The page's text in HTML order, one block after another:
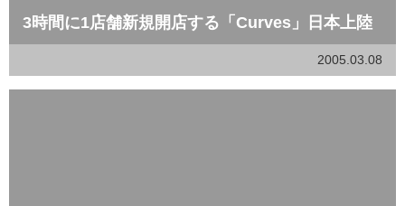
3時間に1店舗新規開店する「Curves」日本上陸
2005.03.08